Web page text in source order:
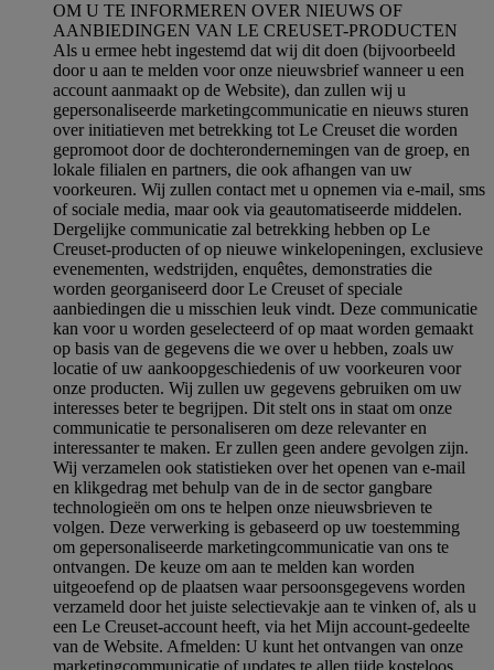
OM U TE INFORMEREN OVER NIEUWS OF
AANBIEDINGEN VAN LE CREUSET-PRODUCTEN
Als u ermee hebt ingestemd dat wij dit doen (bijvoorbeeld
door u aan te melden voor onze nieuwsbrief wanneer u een
account aanmaakt op de Website), dan zullen wij u
gepersonaliseerde marketingcommunicatie en nieuws sturen
over initiatieven met betrekking tot Le Creuset die worden
gepromoot door de dochterondernemingen van de groep, en
lokale filialen en partners, die ook afhangen van uw
voorkeuren. Wij zullen contact met u opnemen via e-mail, sms
of sociale media, maar ook via geautomatiseerde middelen.
Dergelijke communicatie zal betrekking hebben op Le
Creuset-producten of op nieuwe winkelopeningen, exclusieve
evenementen, wedstrijden, enquêtes, demonstraties die
worden georganiseerd door Le Creuset of speciale
aanbiedingen die u misschien leuk vindt. Deze communicatie
kan voor u worden geselecteerd of op maat worden gemaakt
op basis van de gegevens die we over u hebben, zoals uw
locatie of uw aankoopgeschiedenis of uw voorkeuren voor
onze producten. Wij zullen uw gegevens gebruiken om uw
interesses beter te begrijpen. Dit stelt ons in staat om onze
communicatie te personaliseren om deze relevanter en
interessanter te maken. Er zullen geen andere gevolgen zijn.
Wij verzamelen ook statistieken over het openen van e-mail
en klikgedrag met behulp van de in de sector gangbare
technologieën om ons te helpen onze nieuwsbrieven te
volgen. Deze verwerking is gebaseerd op uw toestemming
om gepersonaliseerde marketingcommunicatie van ons te
ontvangen. De keuze om aan te melden kan worden
uitgeoefend op de plaatsen waar persoonsgegevens worden
verzameld door het juiste selectievakje aan te vinken of, als u
een Le Creuset-account heeft, via het Mijn account-gedeelte
van de Website. Afmelden: U kunt het ontvangen van onze
marketingcommunicatie of updates te allen tijde kosteloos